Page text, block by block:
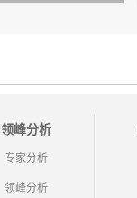
领峰分析
专家分析
领峰分析